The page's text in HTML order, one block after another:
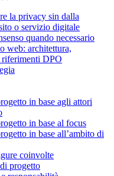
la privacy sin dalla
o servizio digitale
quando necessario
web: architettura,
DPO
in base agli attori
in base al focus
in base all’ambito di
coinvolte
progetto